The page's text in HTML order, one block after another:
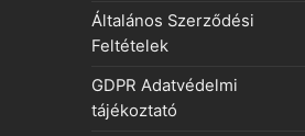
Általános Szerződési
Feltételek
GDPR Adatvédelmi
tájékoztató